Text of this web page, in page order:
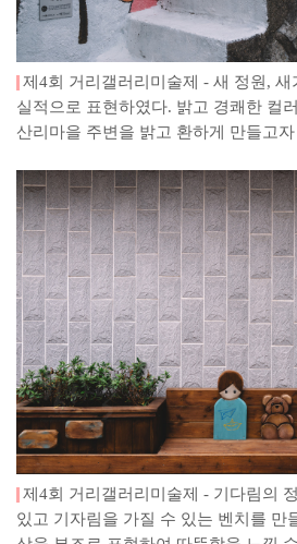
제4회 거리갤러리미술제 - 새 정원, 새
실적으로 표현하였다. 밝고 경쾌한 컬
산리마을 주변을 밝고 환하게 만들고
제4회 거리갤러리미술제 - 기다림의
있고 기자림을 가질 수 있는 벤치를 만